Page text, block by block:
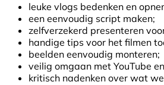
leuke vlogs bedenken en
een eenvoudig script maken;
zelfverzekerd presenteren
handige tips voor het filmen
beelden eenvoudig monteren;
veilig omgaan met YouTube
kritisch nadenken over wat